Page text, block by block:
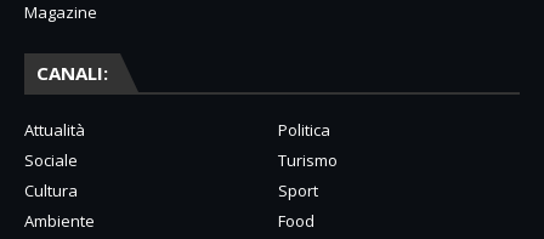
Magazine
CANALI:
Attualità
Politica
Sociale
Turismo
Cultura
Sport
Ambiente
Food